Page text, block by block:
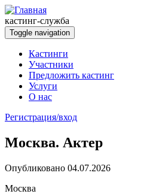
Перейти к основному содержанию
кастинг-служба
Toggle navigation
Кастинги
Участники
Предложить кастинг
Услуги
О нас
Регистрация/вход
Москва. Актер
Опубликовано 04.07.2026
Москва